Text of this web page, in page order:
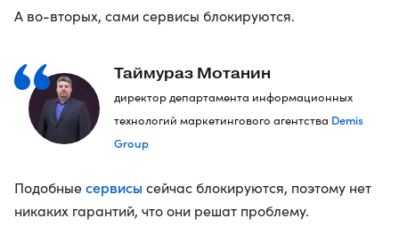
А во-вторых, сами сервисы блокируются.
Таймураз Мотанин
директор департамента информационных
технологий маркетингового агентства Demis
Group
Подобныесервисы сейчас блокируются, поэтому нет
никаких гарантий, что они решат проблему.